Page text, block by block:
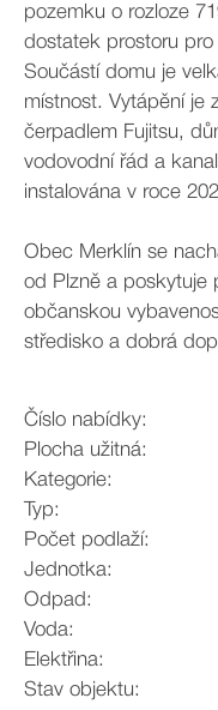
pozemku o rozloze
dostatek prostoru pro
Součástí domu je
místnost. Vytápění je
čerpadlem Fujitsu,
vodovodní řád a
instalována v roce
Obec Merklín se nachází v okrese Plzeň-jih cca
od Plzně a poskytuje
občanskou
středisko a dobrá
nádvořím, milovníci
Merklínského
Tento dům je ideální
klidné bydlení s
zázemím.
Pokud vás naše
osobní prohlídce.
V případě zájmu vám
prostřednictvím
Číslo nabídky:
Plocha užitná:
Kategorie:
Typ:
Počet podlaží:
Jednotka:
Odpad:
Voda:
Elektřina:
Stav objektu: